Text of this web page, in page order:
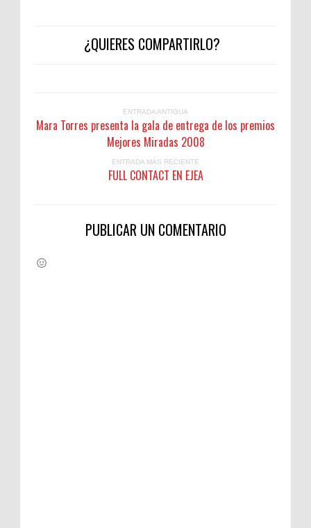
¿QUIERES COMPARTIRLO?
ENTRADA ANTIGUA
Mara Torres presenta la gala de entrega de los premios
Mejores Miradas 2008
ENTRADA MÁS RECIENTE
FULL CONTACT EN EJEA
PUBLICAR UN COMENTARIO